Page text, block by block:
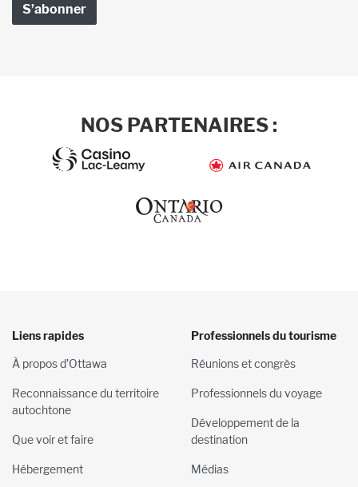
NOS PARTENAIRES :
Liens rapides
À propos d’Ottawa
Reconnaissance du territoire
autochtone
Que voir et faire
Hébergement
Professionnels du tourisme
Réunions et congrès
Professionnels du voyage
Développement de la
destination
Médias